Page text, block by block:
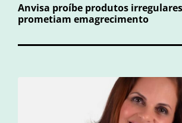
Anvisa proíbe produtos
prometiam emagrecimento